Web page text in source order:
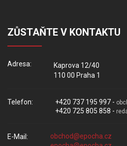
ZŮSTAŇTE V KONTAKTU
Adresa:
Kaprova 12/40
110 00 Praha 1
Telefon: +420 737 195 997 -
+420 725 805 858 -
E-Mail: